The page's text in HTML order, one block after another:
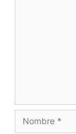
NOMBRE